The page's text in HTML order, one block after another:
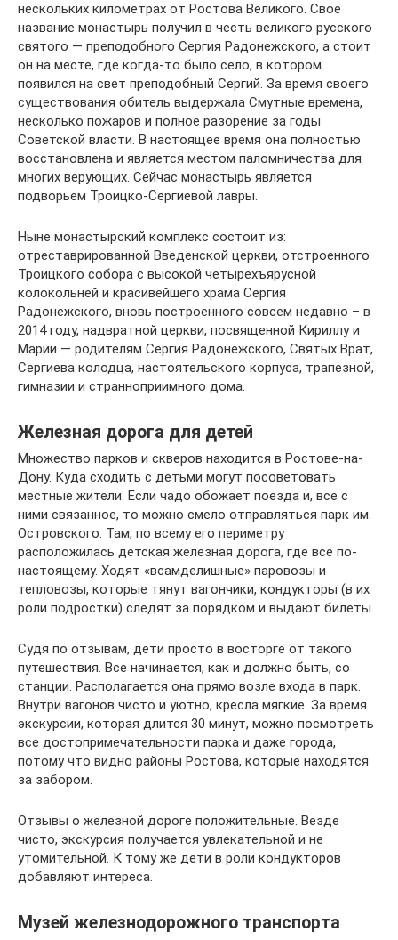
нескольких километрах от Ростова Великого. Свое
название монастырь получил в честь великого русского
святого — преподобного Сергия Радонежского, а стоит
он на месте, где когда-то было село, в котором
появился на свет преподобный Сергий. За время своего
существования обитель выдержала Смутные времена,
несколько пожаров и полное разорение за годы
Советской власти. В настоящее время она полностью
восстановлена и является местом паломничества для
многих верующих. Сейчас монастырь является
подворьем Троицко-Сергиевой лавры.
Ныне монастырский комплекс состоит из:
отреставрированной Введенской церкви, отстроенного
Троицкого собора с высокой четырехъярусной
колокольней и красивейшего храма Сергия
Радонежского, вновь построенного совсем недавно – в
2014 году, надвратной церкви, посвященной Кириллу и
Марии — родителям Сергия Радонежского, Святых Врат,
Сергиева колодца, настоятельского корпуса, трапезной,
гимназии и странноприимного дома.
Железная дорога для детей
Множество парков и скверов находится в Ростове-на-
Дону. Куда сходить с детьми могут посоветовать
местные жители. Если чадо обожает поезда и, все с
ними связанное, то можно смело отправляться парк им.
Островского. Там, по всему его периметру
расположилась детская железная дорога, где все по-
настоящему. Ходят «всамделишные» паровозы и
тепловозы, которые тянут вагончики, кондукторы (в их
роли подростки) следят за порядком и выдают билеты.
Судя по отзывам, дети просто в восторге от такого
путешествия. Все начинается, как и должно быть, со
станции. Располагается она прямо возле входа в парк.
Внутри вагонов чисто и уютно, кресла мягкие. За время
экскурсии, которая длится 30 минут, можно посмотреть
все достопримечательности парка и даже города,
потому что видно районы Ростова, которые находятся
за забором.
Отзывы о железной дороге положительные. Везде
чисто, экскурсия получается увлекательной и не
утомительной. К тому же дети в роли кондукторов
добавляют интереса.
Музей железнодорожного транспорта